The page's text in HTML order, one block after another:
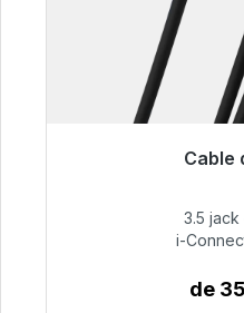
Cable
Listo para envío
3.5 jack
i-
de